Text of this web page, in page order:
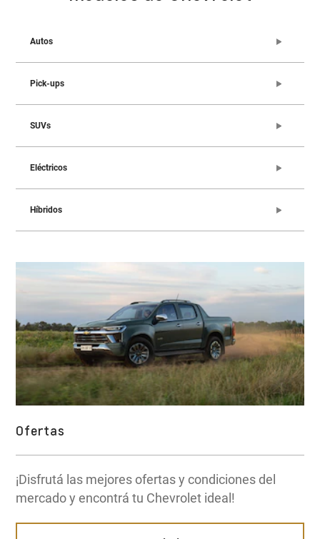
Autos
Pick-ups
SUVs
Eléctricos
Híbridos
Ofertas
¡Disfrutá las mejores ofertas y condiciones del
mercado y encontrá tu Chevrolet ideal!